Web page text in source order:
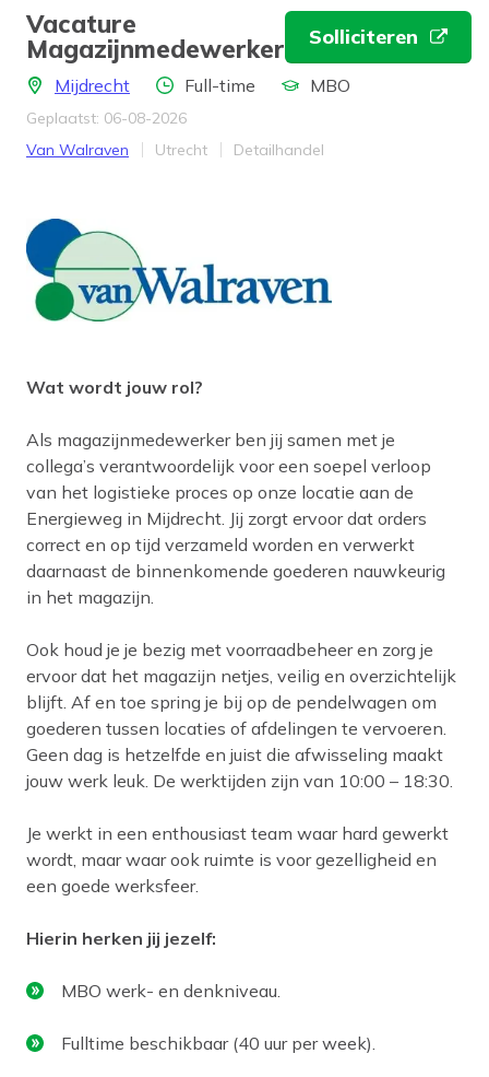
Vacature
Magazijnmedewerker Solliciteren
LocatieMijdrechtAantal uren
Full-time Opleidingsniveau
MBO
Geplaatst: 06-08-2026
Bedrijf
Van Walraven Provincie
Utrecht Werkveld
Detailhandel
Wat wordt jouw rol?
Als magazijnmedewerker ben jij samen met je
collega’s verantwoordelijk voor een soepel verloop
van het logistieke proces op onze locatie aan de
Energieweg in Mijdrecht. Jij zorgt ervoor dat orders
correct en op tijd verzameld worden en verwerkt
daarnaast de binnenkomende goederen nauwkeurig
in het magazijn.
Ook houd je je bezig met voorraadbeheer en zorg je
ervoor dat het magazijn netjes, veilig en overzichtelijk
blijft. Af en toe spring je bij op de pendelwagen om
goederen tussen locaties of afdelingen te vervoeren.
Geen dag is hetzelfde en juist die afwisseling maakt
jouw werk leuk. De werktijden zijn van 10:00 – 18:30.
Je werkt in een enthousiast team waar hard gewerkt
wordt, maar waar ook ruimte is voor gezelligheid en
een goede werksfeer.
Hierin herken jij jezelf:
MBO werk- en denkniveau.
Fulltime beschikbaar (40 uur per week).